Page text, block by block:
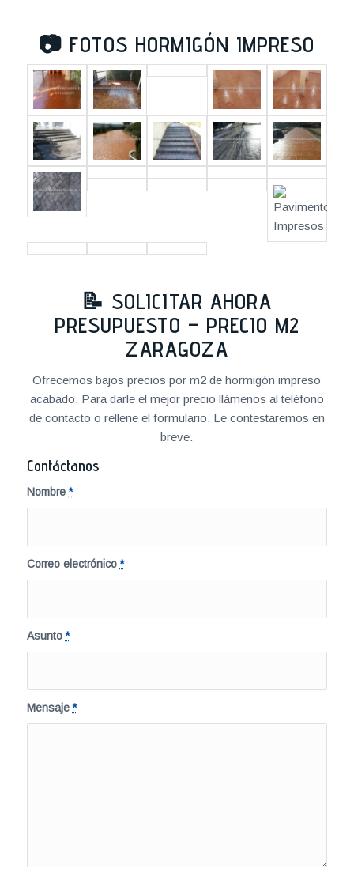
📷 FOTOS HORMIGÓN IMPRESO
📝 SOLICITAR AHORA
PRESUPUESTO – PRECIO M2
ZARAGOZA
Ofrecemos bajos precios por m2 de hormigón impreso
acabado. Para darle el mejor precio llámenos al teléfono
de contacto o rellene el formulario. Le contestaremos en
breve.
Contáctanos
Nombre*
Correo electrónico*
Asunto*
Mensaje*